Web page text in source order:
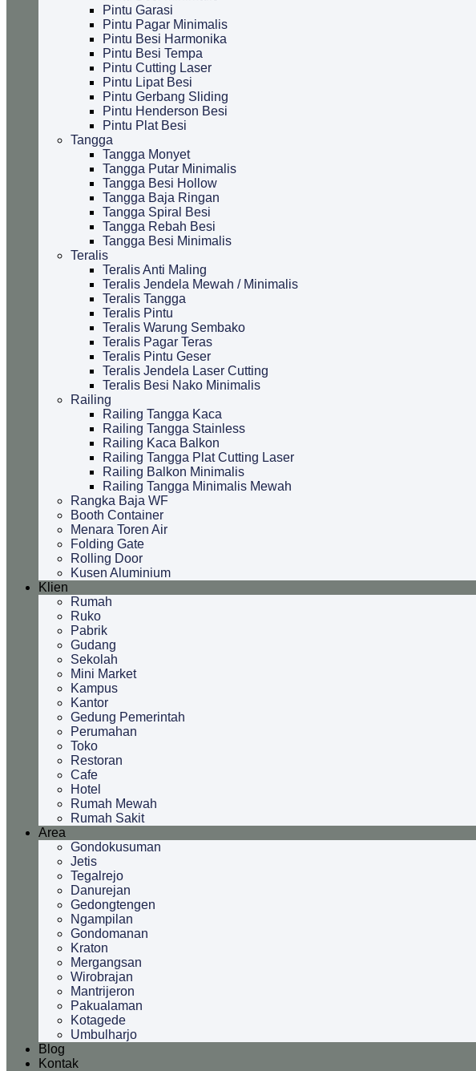
Pintu Garasi
Pintu Pagar Minimalis
Pintu Besi Harmonika
Pintu Besi Tempa
Pintu Cutting Laser
Pintu Lipat Besi
Pintu Gerbang Sliding
Pintu Henderson Besi
Pintu Plat Besi
Tangga
Tangga Monyet
Tangga Putar Minimalis
Tangga Besi Hollow
Tangga Baja Ringan
Tangga Spiral Besi
Tangga Rebah Besi
Tangga Besi Minimalis
Teralis
Teralis Anti Maling
Teralis Jendela Mewah / Minimalis
Teralis Tangga
Teralis Pintu
Teralis Warung Sembako
Teralis Pagar Teras
Teralis Pintu Geser
Teralis Jendela Laser Cutting
Teralis Besi Nako Minimalis
Railing
Railing Tangga Kaca
Railing Tangga Stainless
Railing Kaca Balkon
Railing Tangga Plat Cutting Laser
Railing Balkon Minimalis
Railing Tangga Minimalis Mewah
Rangka Baja WF
Booth Container
Menara Toren Air
Folding Gate
Rolling Door
Kusen Aluminium
Klien
Rumah
Ruko
Pabrik
Gudang
Sekolah
Mini Market
Kampus
Kantor
Gedung Pemerintah
Perumahan
Toko
Restoran
Cafe
Hotel
Rumah Mewah
Rumah Sakit
Area
Gondokusuman
Jetis
Tegalrejo
Danurejan
Gedongtengen
Ngampilan
Gondomanan
Kraton
Mergangsan
Wirobrajan
Mantrijeron
Pakualaman
Kotagede
Umbulharjo
Blog
Kontak